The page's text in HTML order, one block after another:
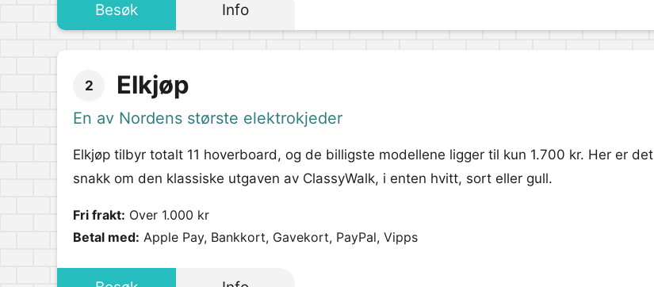
Besøk Info
2 Elkjøp
En av Nordens største elektrokjeder
Elkjøp tilbyr totalt 11 hoverboard, og de billigste modellene ligger til kun 1.700 kr. Her er det
snakk om den klassiske utgaven av ClassyWalk, i enten hvitt, sort eller gull.
Fri frakt: Over 1.000 kr
Betal med: Apple Pay, Bankkort, Gavekort, PayPal, Vipps